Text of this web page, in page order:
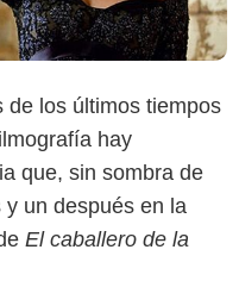
de los últimos tiempos
hay
que, sin sombra de
un después en la
El caballero de la